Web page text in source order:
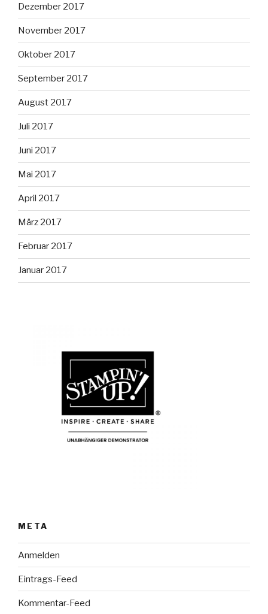
Dezember 2017
November 2017
Oktober 2017
September 2017
August 2017
Juli 2017
Juni 2017
Mai 2017
April 2017
März 2017
Februar 2017
Januar 2017
META
Anmelden
Eintrags-Feed
Kommentar-Feed